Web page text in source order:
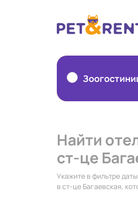
Найти
ст-це
Укажите в фильтре
в ст-це Багаевская,